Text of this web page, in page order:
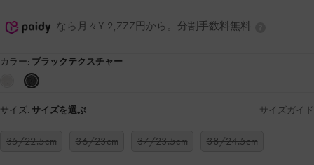
なら月々¥ 2,777円から。分割手数料無料
カラー: ブラックテクスチャー
サイズ: サイズを選ぶ サイズガイド
35/22.5cm 36/23cm 37/23.5cm 38/24.5cm